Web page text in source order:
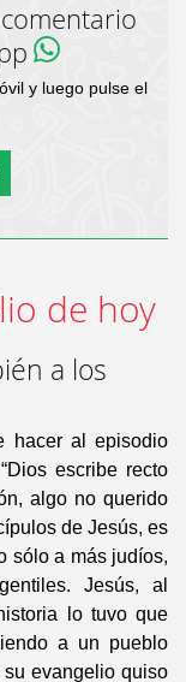
y luego pulse el
de hoy
a los
hacer al episodio
escribe recto
algo no querido
de Jesús, es
sólo a más judíos,
Jesús, al
lo tuvo que
a un pueblo
su evangelio quiso